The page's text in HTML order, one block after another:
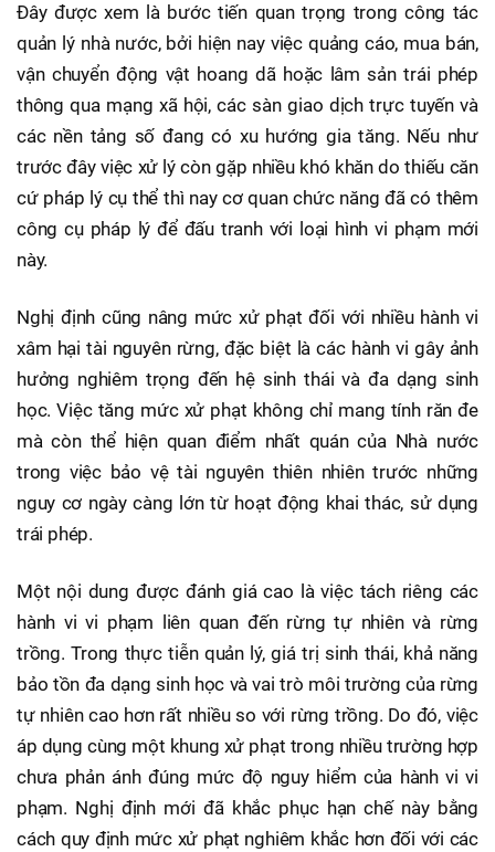
Đây được xem là bước tiến quan trọng trong công tác
quản lý nhà nước, bởi hiện nay việc quảng cáo, mua bán,
vận chuyển động vật hoang dã hoặc lâm sản trái phép
thông qua mạng xã hội, các sàn giao dịch trực tuyến và
các nền tảng số đang có xu hướng gia tăng. Nếu như
trước đây việc xử lý còn gặp nhiều khó khăn do thiếu căn
cứ pháp lý cụ thể thì nay cơ quan chức năng đã có thêm
công cụ pháp lý để đấu tranh với loại hình vi phạm mới
này.
Nghị định cũng nâng mức xử phạt đối với nhiều hành vi
xâm hại tài nguyên rừng, đặc biệt là các hành vi gây ảnh
hưởng nghiêm trọng đến hệ sinh thái và đa dạng sinh
học. Việc tăng mức xử phạt không chỉ mang tính răn đe
mà còn thể hiện quan điểm nhất quán của Nhà nước
trong việc bảo vệ tài nguyên thiên nhiên trước những
nguy cơ ngày càng lớn từ hoạt động khai thác, sử dụng
trái phép.
Một nội dung được đánh giá cao là việc tách riêng các
hành vi vi phạm liên quan đến rừng tự nhiên và rừng
trồng. Trong thực tiễn quản lý, giá trị sinh thái, khả năng
bảo tồn đa dạng sinh học và vai trò môi trường của rừng
tự nhiên cao hơn rất nhiều so với rừng trồng. Do đó, việc
áp dụng cùng một khung xử phạt trong nhiều trường hợp
chưa phản ánh đúng mức độ nguy hiểm của hành vi vi
phạm. Nghị định mới đã khắc phục hạn chế này bằng
cách quy định mức xử phạt nghiêm khắc hơn đối với các